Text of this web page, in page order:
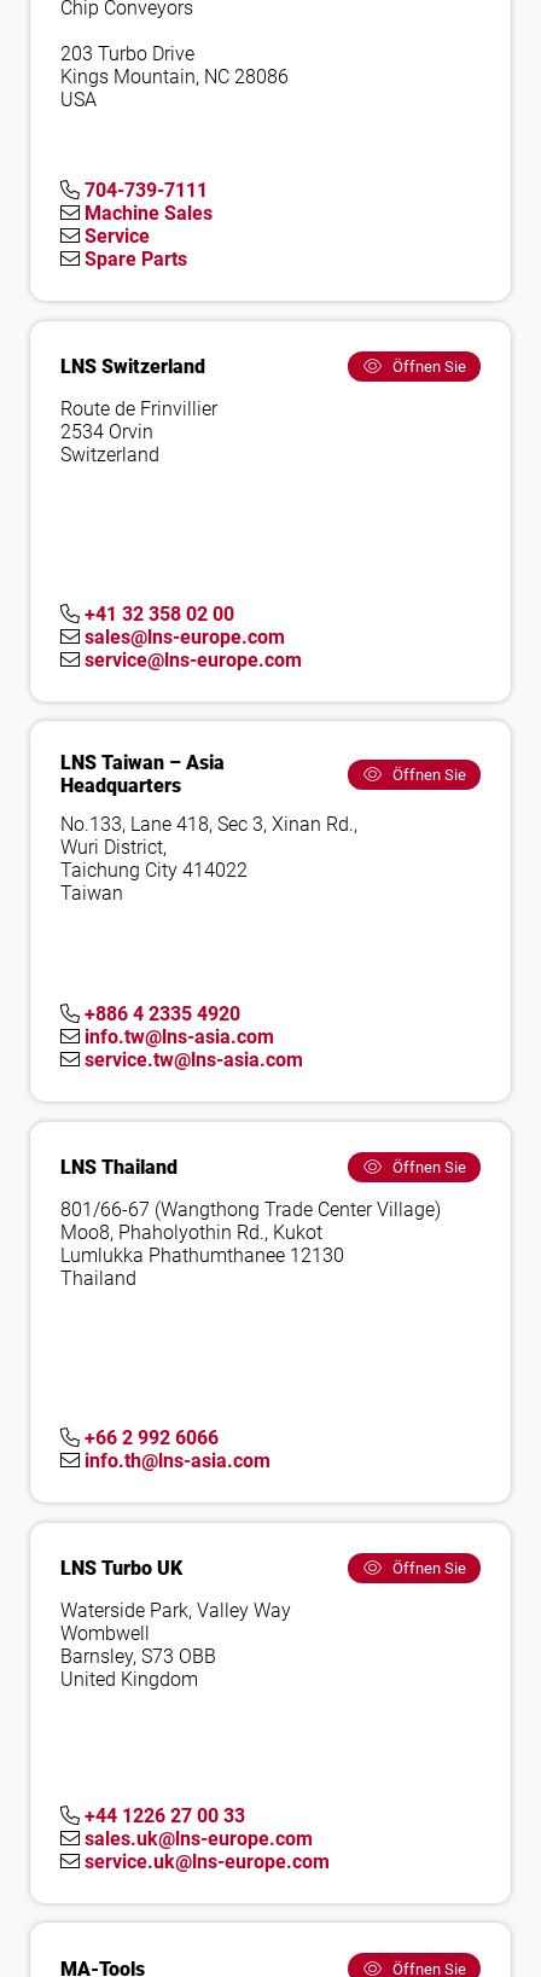
Chip Conveyors
203 Turbo Drive
Kings Mountain, NC 28086
USA
704-739-7111
Machine Sales
Service
Spare Parts
LNS Switzerland Öffnen Sie
Route de Frinvillier
2534 Orvin
Switzerland
+41 32 358 02 00
sales@lns-europe.com
service@lns-europe.com
LNS Taiwan – Asia
Headquarters
Öffnen Sie
No.133, Lane 418, Sec 3, Xinan Rd.,
Wuri District,
Taichung City 414022
Taiwan
+886 4 2335 4920
info.tw@lns-asia.com
service.tw@lns-asia.com
LNS Thailand Öffnen Sie
801/66-67 (Wangthong Trade Center Village)
Moo8, Phaholyothin Rd., Kukot
Lumlukka Phathumthanee 12130
Thailand
+66 2 992 6066
info.th@lns-asia.com
LNS Turbo UK Öffnen Sie
Waterside Park, Valley Way
Wombwell
Barnsley, S73 OBB
United Kingdom
+44 1226 27 00 33
sales.uk@lns-europe.com
service.uk@lns-europe.com
MA-Tools Öffnen Sie